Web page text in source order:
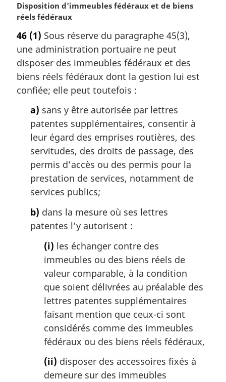
a
l
:
N
o
e
m
a
r
i
Disposition d’immeubles fédéraux et de biens
réels fédéraux
46 (1) Sous réserve du paragraphe 45(3),
une administration portuaire ne peut
disposer des immeubles fédéraux et des
biens réels fédéraux dont la gestion lui est
confiée; elle peut toutefois :
a) sans y être autorisée par lettres
patentes supplémentaires, consentir à
leur égard des emprises routières, des
servitudes, des droits de passage, des
permis d’accès ou des permis pour la
prestation de services, notamment de
services publics;
b) dans la mesure où ses lettres
patentes l’y autorisent :
(i) les échanger contre des
immeubles ou des biens réels de
valeur comparable, à la condition
que soient délivrées au préalable des
lettres patentes supplémentaires
faisant mention que ceux-ci sont
considérés comme des immeubles
fédéraux ou des biens réels fédéraux,
(ii) disposer des accessoires fixés à
demeure sur des immeubles